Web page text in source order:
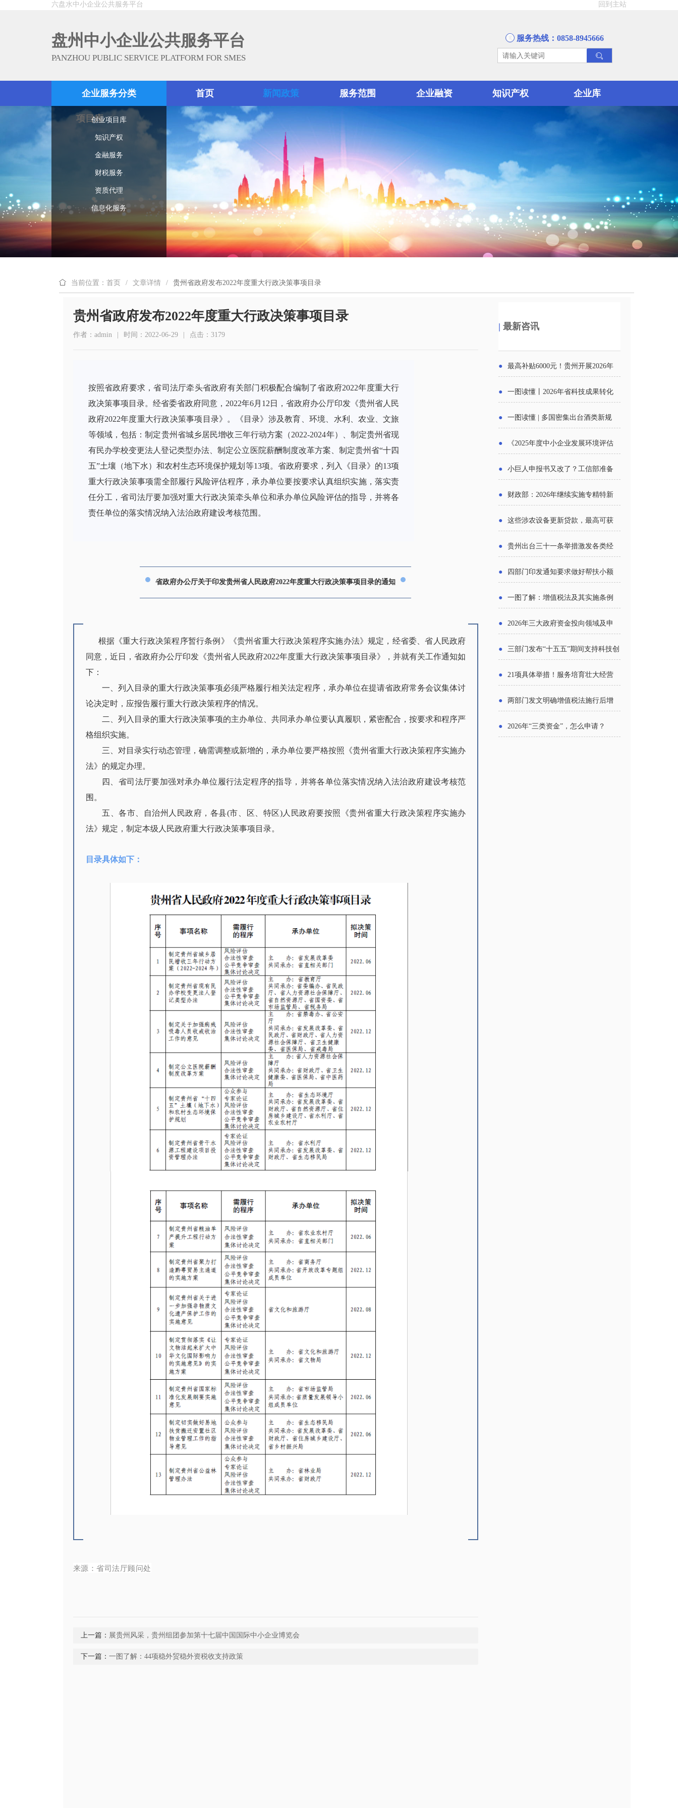
回到主站
六盘水中小企业公共服务平台
盘州中小企业公共服务平台
PANZHOU PUBLIC SERVICE PLATFORM FOR SMES
服务热线：0858-8945666
企业服务分类
创业项目库
知识产权
金融服务
财税服务
资质代理
信息化服务
首页 新闻政策 服务范围 企业融资 知识产权 企业库
项目库
当前位置：首页 / 文章详情 / 贵州省政府发布2022年度重大行政决策事项目录
贵州省政府发布2022年度重大行政决策事项目录
作者：admin | 时间：2022-06-29 | 点击：3179
按照省政府要求，省司法厅牵头省政府有关部门积极配合编制了省政府2022年度重大行
政决策事项目录。经省委省政府同意，2022年6月12日，省政府办公厅印发《贵州省人民
政府2022年度重大行政决策事项目录》。《目录》涉及教育、环境、水利、农业、文旅
等领域，包括：制定贵州省城乡居民增收三年行动方案（2022-2024年）、制定贵州省现
有民办学校变更法人登记类型办法、制定公立医院薪酬制度改革方案、制定贵州省“十四
五”土壤（地下水）和农村生态环境保护规划等13项。省政府要求，列入《目录》的13项
重大行政决策事项需全部履行风险评估程序，承办单位要按要求认真组织实施，落实责
任分工，省司法厅要加强对重大行政决策牵头单位和承办单位风险评估的指导，并将各
责任单位的落实情况纳入法治政府建设考核范围。
省政府办公厅关于印发贵州省人民政府2022年度重大行政决策事项目录的通知
根据《重大行政决策程序暂行条例》《贵州省重大行政决策程序实施办法》规定，经省委、省人民政府
同意，近日，省政府办公厅印发《贵州省人民政府2022年度重大行政决策事项目录》，并就有关工作通知如
下：
一、列入目录的重大行政决策事项必须严格履行相关法定程序，承办单位在提请省政府常务会议集体讨
论决定时，应报告履行重大行政决策程序的情况。
二、列入目录的重大行政决策事项的主办单位、共同承办单位要认真履职，紧密配合，按要求和程序严
格组织实施。
三、对目录实行动态管理，确需调整或新增的，承办单位要严格按照《贵州省重大行政决策程序实施办
法》的规定办理。
四、省司法厅要加强对承办单位履行法定程序的指导，并将各单位落实情况纳入法治政府建设考核范
围。
五、各市、自治州人民政府，各县(市、区、特区)人民政府要按照《贵州省重大行政决策程序实施办
法》规定，制定本级人民政府重大行政决策事项目录。
目录具体如下：
来源：省司法厅顾问处
上一篇： 展贵州风采，贵州组团参加第十七届中国国际中小企业博览会
下一篇： 一图了解：44项稳外贸稳外资税收支持政策
|最新咨讯
● 最高补贴6000元！贵州开展2026年
● 一图读懂丨2026年省科技成果转化
● 一图读懂 | 多国密集出台酒类新规
● 《2025年度中小企业发展环境评估
● 小巨人申报书又改了？工信部准备
● 财政部：2026年继续实施专精特新
● 这些涉农设备更新贷款，最高可获
● 贵州出台三十一条举措激发各类经
● 四部门印发通知要求做好帮扶小额
● 一图了解：增值税法及其实施条例
● 2026年三大政府资金投向领域及申
● 三部门发布“十五五”期间支持科技创
● 21项具体举措！服务培育壮大经营
● 两部门发文明确增值税法施行后增
● 2026年“三类资金”，怎么申请？